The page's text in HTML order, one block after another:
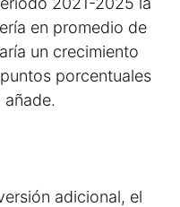
en promedio de
un crecimiento
porcentuales
añade.
adicional, el